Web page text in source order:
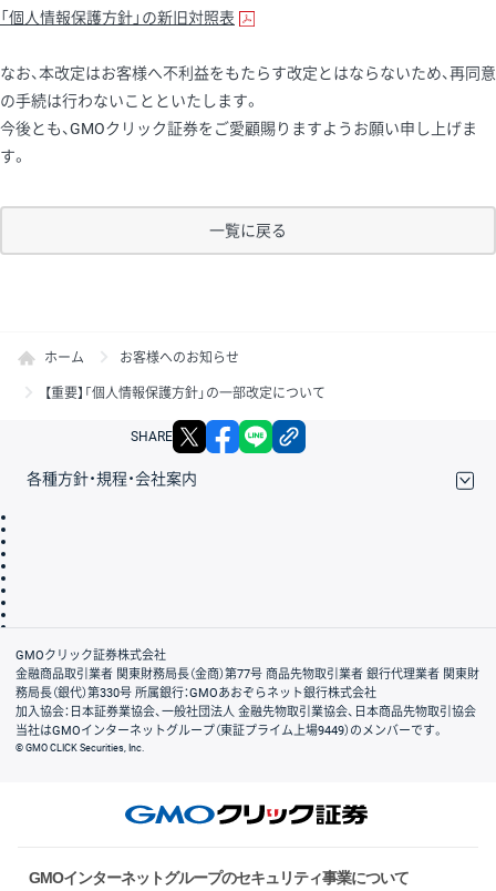
「個人情報保護方針」の新旧対照表
なお、本改定はお客様へ不利益をもたらす改定とはならないため、再同意
の手続は行わないことといたします。
今後とも、GMOクリック証券をご愛顧賜りますようお願い申し上げま
す。
一覧に戻る
ホーム お客様へのお知らせ
【重要】「個人情報保護方針」の一部改定について
SHARE X facebook
各種方針・規程・会社案内
会社案内
GMOクリック証券株式会社
金融商品取引業者 関東財務局長（金商）第77号 商品先物取引業者 銀行代理業者 関東財
務局長（銀代）第330号 所属銀行：GMOあおぞらネット銀行株式会社
加入協会：日本証券業協会、一般社団法人 金融先物取引業協会、日本商品先物取引協会
当社はGMOインターネットグループ（東証プライム上場9449）のメンバーです。
© GMO CLICK Securities, Inc.
GMOインターネットグループのセキュリティ事業について